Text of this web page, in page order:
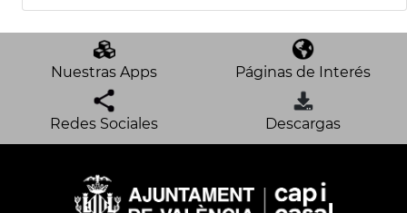
Nuestras Apps Páginas de Interés
Redes Sociales Descargas